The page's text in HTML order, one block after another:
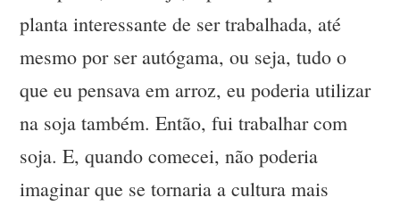
planta interessante de ser trabalhada, até
mesmo por ser autógama, ou seja, tudo o
que eu pensava em arroz, eu poderia utilizar
na soja também. Então, fui trabalhar com
soja. E, quando comecei, não poderia
imaginar que se tornaria a cultura mais